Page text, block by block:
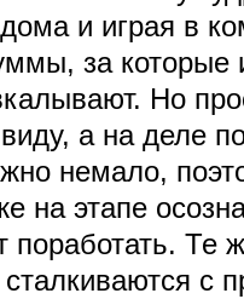
и играя в
за которые
Но
а на деле
немало,
на этапе
поработать. Те
с